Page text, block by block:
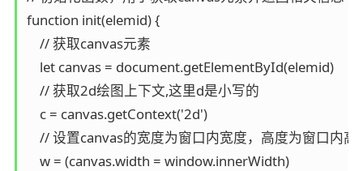
function init(elemid) {
    // 获取canvas元素
    let canvas = document.getElementById(elemid)
    // 获取2d绘图上下文,这里d是小写的
    c = canvas.getContext('2d')
// 设置canvas的宽度为窗口内宽度，高度为窗口内高
    w = (canvas.width = window.innerWidth)